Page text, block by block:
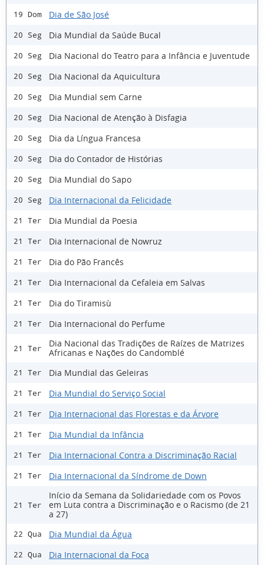
19 Dom Dia de São José
20 Seg Dia Mundial da Saúde Bucal
20 Seg Dia Nacional do Teatro para a Infância e Juventude
20 Seg Dia Nacional da Aquicultura
20 Seg Dia Mundial sem Carne
20 Seg Dia Nacional de Atenção à Disfagia
20 Seg Dia da Língua Francesa
20 Seg Dia do Contador de Histórias
20 Seg Dia Mundial do Sapo
20 Seg Dia Internacional da Felicidade
21 Ter Dia Mundial da Poesia
21 Ter Dia Internacional de Nowruz
21 Ter Dia do Pão Francês
21 Ter Dia Internacional da Cefaleia em Salvas
21 Ter Dia do Tiramisù
21 Ter Dia Internacional do Perfume
21 Ter
Dia Nacional das Tradições de Raízes de Matrizes
Africanas e Nações do Candomblé
21 Ter Dia Mundial das Geleiras
21 Ter Dia Mundial do Serviço Social
21 Ter Dia Internacional das Florestas e da Árvore
21 Ter Dia Mundial da Infância
21 Ter Dia Internacional Contra a Discriminação Racial
21 Ter Dia Internacional da Síndrome de Down
21 Ter
Início da Semana da Solidariedade com os Povos
em Luta contra a Discriminação e o Racismo (de 21
a 27)
22 Qua Dia Mundial da Água
22 Qua Dia Internacional da Foca